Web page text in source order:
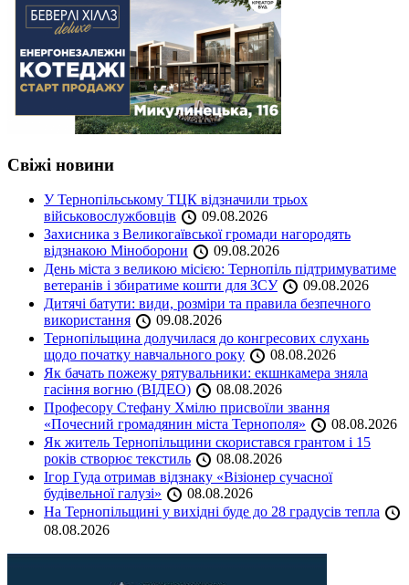
Свіжі новини
У Тернопільському ТЦК відзначили трьох
військовослужбовців
09.08.2026
Захисника з Великогаївської громади нагородять
відзнакою Міноборони
09.08.2026
День міста з великою місією: Тернопіль підтримуватиме
ветеранів і збиратиме кошти для ЗСУ
09.08.2026
Дитячі батути: види, розміри та правила безпечного
використання
09.08.2026
Тернопільщина долучилася до конгресових слухань
щодо початку навчального року
08.08.2026
Як бачать пожежу рятувальники: екшнкамера зняла
гасіння вогню (ВІДЕО)
08.08.2026
Професору Стефану Хмілю присвоїли звання
«Почесний громадянин міста Тернополя»
08.08.2026
Як житель Тернопільщини скористався грантом і 15
років створює текстиль
08.08.2026
Ігор Гуда отримав відзнаку «Візіонер сучасної
будівельної галузі»
08.08.2026
На Тернопільщині у вихідні буде до 28 градусів тепла
08.08.2026